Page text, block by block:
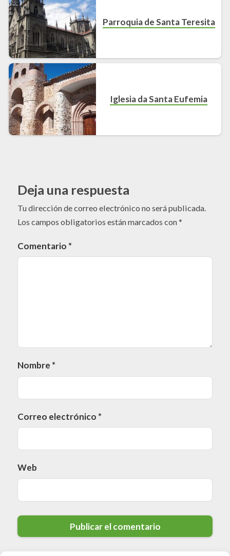
Parroquia de Santa Teresita
Iglesia da Santa Eufemia
Deja una respuesta
Tu dirección de correo electrónico no será publicada.
Los campos obligatorios están marcados con*
Comentario *
Nombre *
Correo electrónico *
Web